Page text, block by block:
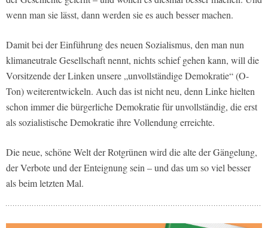
wenn man sie lässt, dann werden sie es auch besser machen.
Damit bei der Einführung des neuen Sozialismus, den man nun
klimaneutrale Gesellschaft nennt, nichts schief gehen kann, will die
Vorsitzende der Linken unsere „unvollständige Demokratie“ (O-
Ton) weiterentwickeln. Auch das ist nicht neu, denn Linke hielten
schon immer die bürgerliche Demokratie für unvollständig, die erst
als sozialistische Demokratie ihre Vollendung erreichte.
Die neue, schöne Welt der Rotgrünen wird die alte der Gängelung,
der Verbote und der Enteignung sein – und das um so viel besser
als beim letzten Mal.